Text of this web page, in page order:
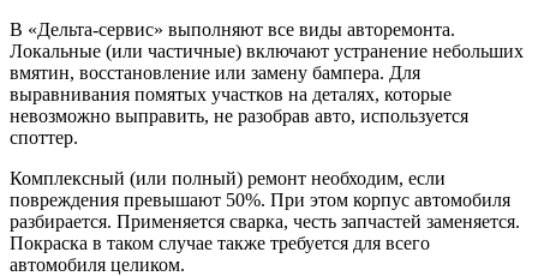
В «Дельта-сервис» выполняют все виды авторемонта.
Локальные (или частичные) включают устранение небольших
вмятин, восстановление или замену бампера. Для
выравнивания помятых участков на деталях, которые
невозможно выправить, не разобрав авто, используется
споттер.
Комплексный (или полный) ремонт необходим, если
повреждения превышают 50%. При этом корпус автомобиля
разбирается. Применяется сварка, честь запчастей заменяется.
Покраска в таком случае также требуется для всего
автомобиля целиком.